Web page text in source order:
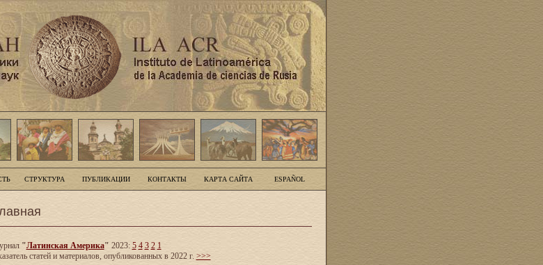
СТРУКТУРА ПУБЛИКАЦИИ КОНТАКТЫ КАРТА САЙТА ESPAÑOL
"Латинская Америка" 2023: 5 4 3 2 1
статей и материалов, опубликованных в 2022 г. >>>